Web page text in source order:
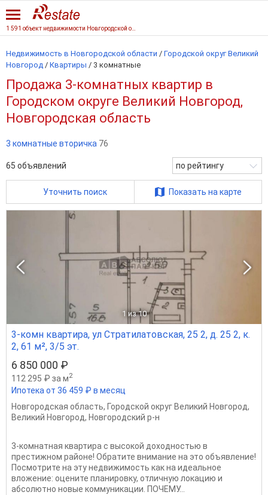
Недвижимость в Новгородской области / Городской округ Великий
Новгород / Квартиры / 3 комнатные
Продажа 3-комнатных квартир в
Городском округе Великий Новгород,
Новгородская область
3 комнатные вторичка 76
65 объявлений по рейтингу
Уточнить поиск Показать на карте
1 из 10
3-комн квартира, ул Стратилатовская, 25 2, д. 25 2, к.
2, 61 м², 3/5 эт.
6 850 000 ₽
112 295 ₽ за м2
Ипотека от 36 459 ₽ в месяц
Новгородская область, Городской округ Великий Новгород,
Великий Новгород, Новгородский р-н
3-комнатная квартира с высокой доходностью в
престижном районе! Обратите внимание на это объявление!
Посмотрите на эту недвижимость как на идеальное
вложение: оцените планировку, отличную локацию и
абсолютно новые коммуникации. ПОЧЕМУ...